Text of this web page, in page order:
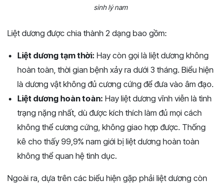
sinh lý nam
Liệt dương được chia thành 2 dạng bao gồm:
Liệt dương tạm thời: Hay còn gọi là liệt dương không
hoàn toàn, thời gian bệnh xảy ra dưới 3 tháng. Biểu hiện
là dương vật không đủ cương cứng để đưa vào âm đạo.
Liệt dương hoàn toàn: Hay liệt dương vĩnh viễn là tình
trạng nặng nhất, dù được kích thích làm đủ mọi cách
không thể cương cứng, không giao hợp được. Thống
kê cho thấy 99,9% nam giới bị liệt dương hoàn toàn
không thể quan hệ tình dục.
Ngoài ra, dựa trên các biểu hiện gặp phải liệt dương còn